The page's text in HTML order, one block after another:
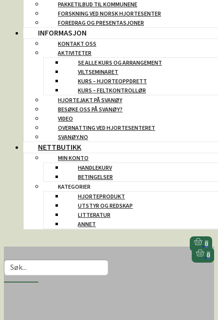
PAKKETILBUD TIL KOMMUNENE
FORSKNING VED NORSK HJORTESENTER
FOREDRAG OG PRESENTASJONER
INFORMASJON
KONTAKT OSS
AKTIVITETER
SE ALLE KURS OG ARRANGEMENT
VILTSEMINARET
KURS – HJORTEOPPDRETT
KURS – FELTKONTROLLØR
HJORTEJAKT PÅ SVANØY
BESØKE OSS PÅ SVANØY?
VIDEO
OVERNATTING VED HJORTESENTERET
SVANØY.NO
NETTBUTIKK
MIN KONTO
HANDLEKURV
BETINGELSER
KATEGORIER
HJORTEPRODUKT
UTSTYR OG REDSKAP
LITTERATUR
ANNET
0
0